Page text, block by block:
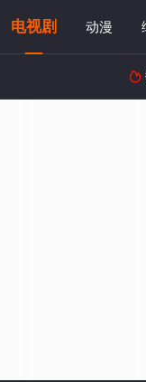
电视剧 动漫
